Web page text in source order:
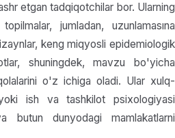
etgan tadqiqotchilar bor. Ularning
jumladan, uzunlamasına
keng miqyosli epidemiologik
shuningdek, mavzu bo'yicha
o'z ichiga oladi. Ular xulq-
ish va tashkilot psixologiyasi
butun dunyodagi mamlakatlarni